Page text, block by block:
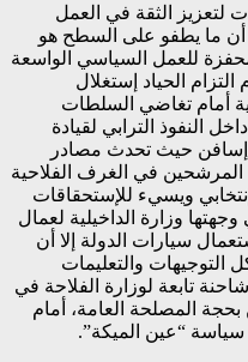
لتعزيز الثقة في العمل
ما يطفو على السطح هو
للعمل السياسي الواسعة
الحياد إستغلال
أمام تغاضي السلطات
النفوذ الترابي لقيادة
إسافن حيث تحدث مصادر
في الغرف الفلاحية
ويسيء للإستحقاقات
وجهتها وزارة الداخيلية لعمال
سيارات الدولة إلا أن
والتعليمات
تابعة لوزارة الفلاحة في
بحجة المصلحة العامة، أمام
“عين الميكة”.